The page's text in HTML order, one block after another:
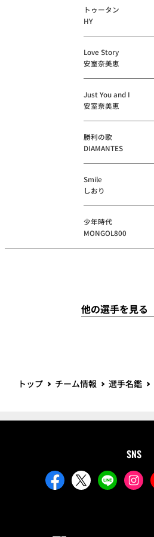
トゥータン
HY
Love Story
安室奈美恵
Just You and I
安室奈美恵
勝利の歌
DIAMANTES
Smile
しおり
少年時代
MONGOL800
トップ チーム情報 選手名鑑
SNS